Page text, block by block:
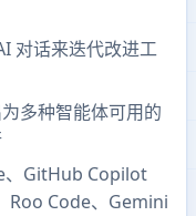
对话来迭代改进工
多种智能体可用的
、GitHub Copilot
Roo Code、Gemini